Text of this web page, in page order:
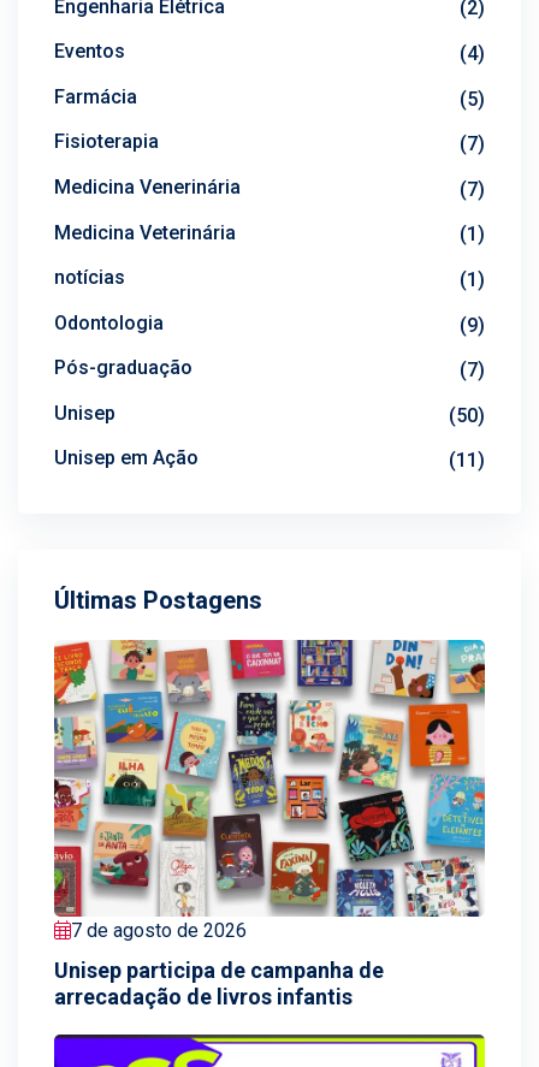
Engenharia Elétrica
(2)
Eventos
(4)
Farmácia
(5)
Fisioterapia
(7)
Medicina Venerinária
(7)
Medicina Veterinária
(1)
notícias
(1)
Odontologia
(9)
Pós-graduação
(7)
Unisep
(50)
Unisep em Ação
(11)
Últimas Postagens
7 de agosto de 2026
Unisep participa de campanha de
arrecadação de livros infantis